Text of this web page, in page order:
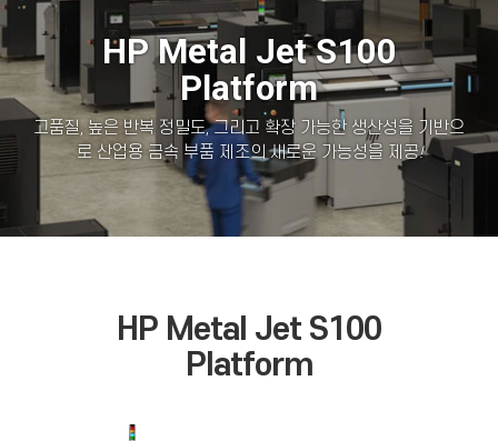
HP Metal Jet S100
Platform
고품질, 높은 반복 정밀도, 그리고 확장 가능한 생산성을 기반으
로 산업용 금속 부품 제조의 새로운 가능성을 제공!
HP Metal Jet S100
Platform